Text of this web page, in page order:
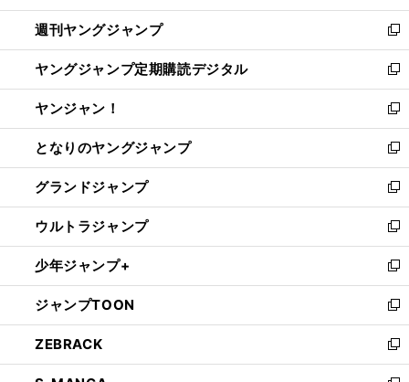
開
く
ウ
で
開
く
ン
ド
ウ
で
開
く
ウ
ィ
ン
ド
ウ
で
開
く
週刊ヤングジャンプ
新
し
い
ウ
ィ
ン
ド
ウ
で
開
く
ヤングジャンプ定期購読デジタル
新
し
い
ウ
ィ
ン
ド
ウ
で
開
く
ヤンジャン！
新
し
い
ウ
ィ
ン
ド
ウ
で
開
く
となりのヤングジャンプ
新
し
い
ウ
ィ
ン
ド
ウ
で
開
く
グランドジャンプ
新
し
い
ウ
ィ
ン
ド
ウ
で
開
ウルトラジャンプ
新
し
い
ウ
ィ
ン
ド
ウ
少年ジャンプ+
新
し
い
ウ
ィ
ン
ジャンプTOON
新
し
い
ウ
ZEBRACK
新
し